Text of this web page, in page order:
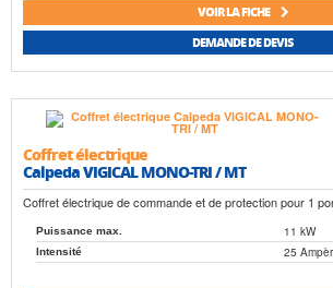
VOIR LA FICHE
DEMANDE DE DEVIS
Coffret électrique
Calpeda VIGICAL MONO-TRI / MT
Coffret électrique de commande et de protection pour 1
Puissance max. 11 kW
Intensité 25